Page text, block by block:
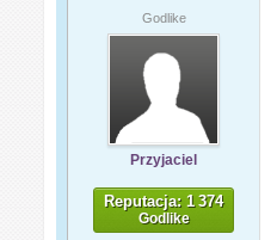
Godlike
Przyjaciel
Reputacja: 1 374
Godlike